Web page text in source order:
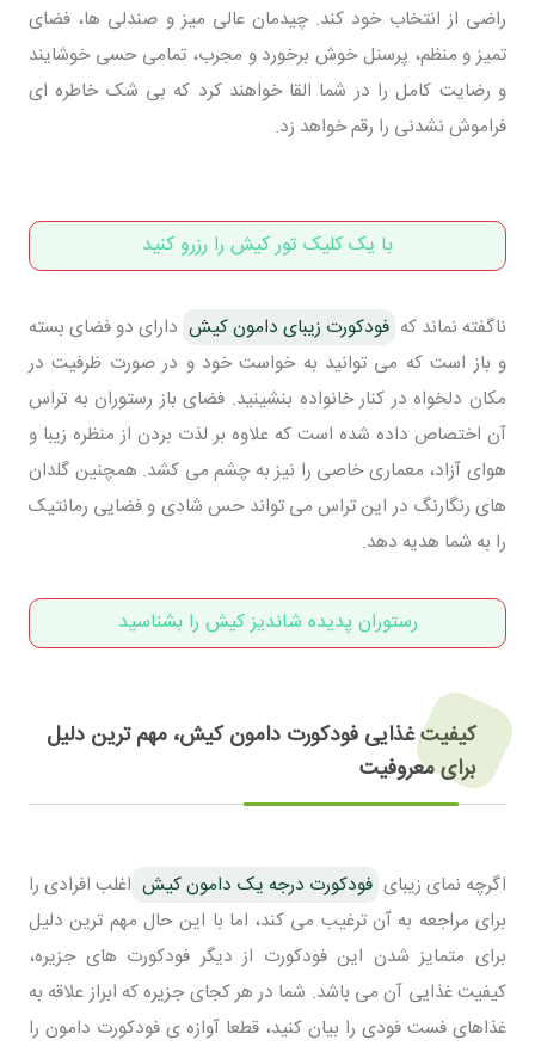
راضی از انتخاب خود کند. چیدمان عالی میز و صندلی ها، فضای
تمیز و منظم، پرسنل خوش برخورد و مجرب، تمامی حسی خوشایند
و رضایت کامل را در شما القا خواهند کرد که بی شک خاطره ای
فراموش نشدنی را رقم خواهد زد.
با یک کلیک تور کیش را رزرو کنید
ناگفته نماند که فودکورت زیبای دامون کیش دارای دو فضای بسته
و باز است که می توانید به خواست خود و در صورت ظرفیت در
مکان دلخواه در کنار خانواده بنشینید. فضای باز رستوران به تراس
آن اختصاص داده شده است که علاوه بر لذت بردن از منظره زیبا و
هوای آزاد، معماری خاصی را نیز به چشم می کشد. همچنین گلدان
های رنگارنگ در این تراس می تواند حس شادی و فضایی رمانتیک
را به شما هدیه دهد.
رستوران پدیده شاندیز کیش را بشناسید
کیفیت غذایی فودکورت دامون کیش، مهم ترین دلیل
برای معروفیت
اگرچه نمای زیبای فودکورت درجه یک دامون کیش اغلب افرادی را
برای مراجعه به آن ترغیب می کند، اما با این حال مهم ترین دلیل
برای متمایز شدن این فودکورت از دیگر فودکورت های جزیره،
کیفیت غذایی آن می باشد. شما در هر کجای جزیره که ابراز علاقه به
غذاهای فست فودی را بیان کنید، قطعا آوازه ی فودکورت دامون را